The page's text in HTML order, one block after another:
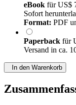
eBook fürUS$
Sofort
Format: PDF
Paperback für
Versand in ca.
In den Warenkorb